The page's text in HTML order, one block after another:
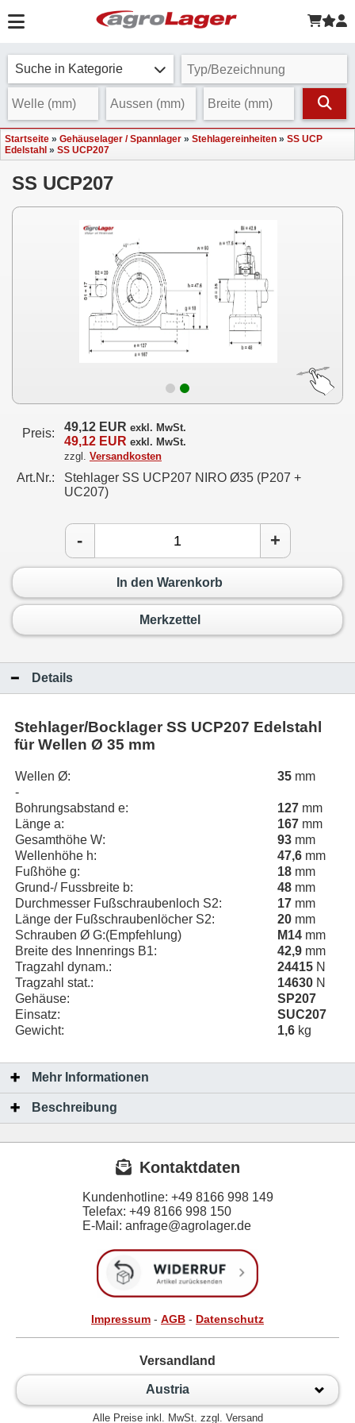
Suche in Kategorie
Startseite » Gehäuselager / Spannlager » Stehlagereinheiten » SS UCP
Edelstahl » SS UCP207
SS UCP207
Preis: 49,12 EUR exkl. MwSt.
49,12 EUR exkl. MwSt.
zzgl. Versandkosten
Art.Nr.:
Stehlager SS UCP207 NIRO Ø35 (P207 +
UC207)
- +
In den Warenkorb
Merkzettel
Details
Stehlager/Bocklager SS UCP207 Edelstahl
für Wellen Ø 35 mm
Wellen Ø: 35 mm
-
Bohrungsabstand e:
127 mm
Länge a:
167 mm
Gesamthöhe W:
93 mm
Wellenhöhe h:
47,6 mm
Fußhöhe g:
18 mm
Grund-/ Fussbreite b:
48 mm
Durchmesser Fußschraubenloch S2:
17 mm
Länge der Fußschraubenlöcher S2:
20 mm
Schrauben Ø G:(Empfehlung)
M14 mm
Breite des Innenrings B1:
42,9 mm
Tragzahl dynam.:
24415 N
Tragzahl stat.:
14630 N
Gehäuse:
SP207
Einsatz:
SUC207
Gewicht:
1,6 kg
Mehr Informationen
Beschreibung
Kontaktdaten
Kundenhotline: +49 8166 998 149
Telefax: +49 8166 998 150
E-Mail: anfrage@agrolager.de
Impressum - AGB - Datenschutz
Versandland
Austria
Alle Preise inkl. MwSt. zzgl. Versand